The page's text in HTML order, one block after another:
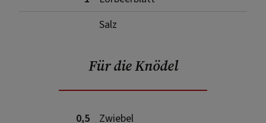
Salz
Für die Knödel
0,5
Zwiebel